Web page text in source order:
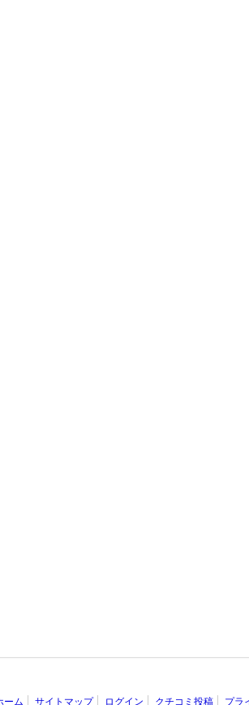
ーム サイトマップ ログイン クチコミ投稿 プラ